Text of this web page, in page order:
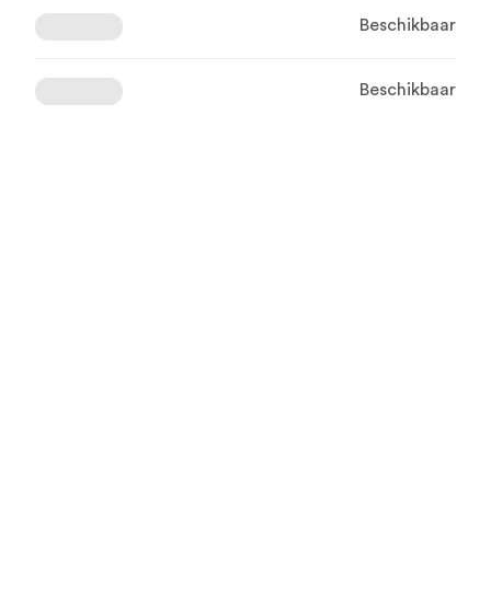
Beschikbaar
Beschikbaar